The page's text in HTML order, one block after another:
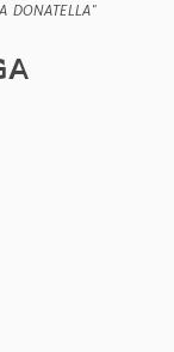
DONATELLA"